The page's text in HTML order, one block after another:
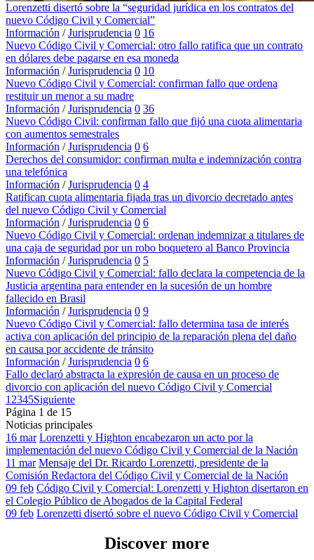
Lorenzetti disertó sobre la “seguridad jurídica en los contratos del
nuevo Código Civil y Comercial”
Información /Jurisprudencia 0 16
Nuevo Código Civil y Comercial: otro fallo ratifica que un contrato
en dólares debe pagarse en esa moneda
Información /Jurisprudencia 0 10
Nuevo Código Civil y Comercial: confirman fallo que ordena
restituir un menor a su madre
Información /Jurisprudencia 0 36
Nuevo Código Civil: confirman fallo que fijó una cuota alimentaria
con aumentos semestrales
Información /Jurisprudencia 0 6
Derechos del consumidor: confirman multa e indemnización contra
una telefónica
Información /Jurisprudencia 0 4
Ratifican cuota alimentaria fijada tras un divorcio decretado antes
del nuevo Código Civil y Comercial
Información /Jurisprudencia 0 6
Nuevo Código Civil y Comercial: ordenan indemnizar a titulares de
una caja de seguridad por un robo boquetero al Banco Provincia
Información /Jurisprudencia 0 5
Nuevo Código Civil y Comercial: fallo declara la competencia de la
Justicia argentina para entender en la sucesión de un hombre
fallecido en Brasil
Información /Jurisprudencia 0 9
Nuevo Código Civil y Comercial: fallo determina tasa de interés
activa con aplicación del principio de la reparación plena del daño
en causa por accidente de tránsito
Información /Jurisprudencia 0 6
Fallo declaró abstracta la expresión de causa en un proceso de
divorcio con aplicación del nuevo Código Civil y Comercial
1 2345Siguiente
Página 1 de 15
Noticias principales
16 mar Lorenzetti y Highton encabezaron un acto por la
implementación del nuevo Código Civil y Comercial de la Nación
11 mar Mensaje del Dr. Ricardo Lorenzetti, presidente de la
Comisión Redactora del Código Civil y Comercial de la Nación
09 feb Código Civil y Comercial: Lorenzetti y Highton disertaron en
el Colegio Público de Abogados de la Capital Federal
09 feb Lorenzetti disertó sobre el nuevo Código Civil y Comercial
Discover more